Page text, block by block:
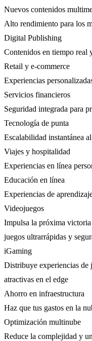
Nuevos contenidos
Alto rendimiento para los
Digital Publishing
Contenidos en tiempo real
Retail y e-commerce
Experiencias
Servicios financieros
Seguridad integrada para
Tecnología de punta
Escalabilidad instantánea
Viajes y hospitalidad
Experiencias en línea
Educación en línea
Experiencias de
Videojuegos
Impulsa la próxima victoria
juegos ultrarrápidas y
iGaming
Distribuye experiencias de
atractivas en el edge
Ahorro en infraestructura
Haz que tus gastos en la
Optimización multinube
Reduce la complejidad y